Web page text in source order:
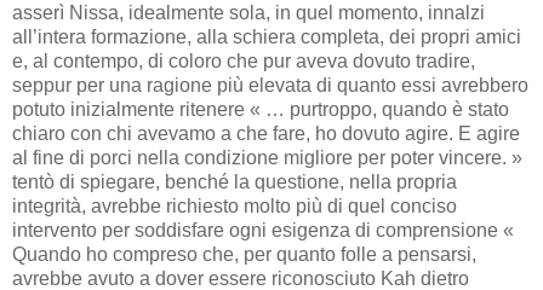
asserì Nissa, idealmente sola, in quel momento, innalzi
all’intera formazione, alla schiera completa, dei propri amici
e, al contempo, di coloro che pur aveva dovuto tradire,
seppur per una ragione più elevata di quanto essi avrebbero
potuto inizialmente ritenere « … purtroppo, quando è stato
chiaro con chi avevamo a che fare, ho dovuto agire. E agire
al fine di porci nella condizione migliore per poter vincere. »
tentò di spiegare, benché la questione, nella propria
integrità, avrebbe richiesto molto più di quel conciso
intervento per soddisfare ogni esigenza di comprensione «
Quando ho compreso che, per quanto folle a pensarsi,
avrebbe avuto a dover essere riconosciuto Kah dietro